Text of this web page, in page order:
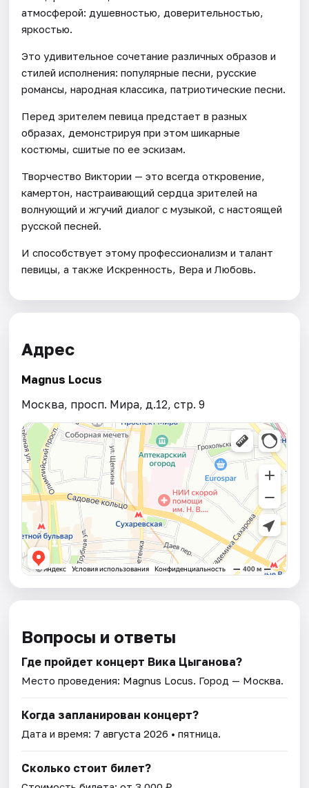
атмосферой: душевностью, доверительностью,
яркостью.
Это удивительное сочетание различных образов и
стилей исполнения: популярные песни, русские
романсы, народная классика, патриотические песни.
Перед зрителем певица предстает в разных
образах, демонстрируя при этом шикарные
костюмы, сшитые по ее эскизам.
Творчество Виктории — это всегда откровение,
камертон, настраивающий сердца зрителей на
волнующий и жгучий диалог с музыкой, с настоящей
русской песней.
И способствует этому профессионализм и талант
певицы, а также Искренность, Вера и Любовь.
Адрес
Magnus Locus
Москва, просп. Мира, д.12, стр. 9
Вопросы и ответы
Где пройдет концерт Вика Цыганова?
Место проведения: Magnus Locus. Город — Москва.
Когда запланирован концерт?
Дата и время: 7 августа 2026 • пятница.
Сколько стоит билет?